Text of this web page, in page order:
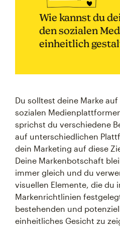
Wie kannst du
den sozialen
einheitlich
Du solltest deine Marke
sozialen
sprichst du verschiedene
auf unterschiedlichen
dein Marketing auf diese
Deine Markenbotschaft
immer gleich und du
visuellen Elemente, die du
Markenrichtlinien
bestehenden und
einheitliches Gesicht zu